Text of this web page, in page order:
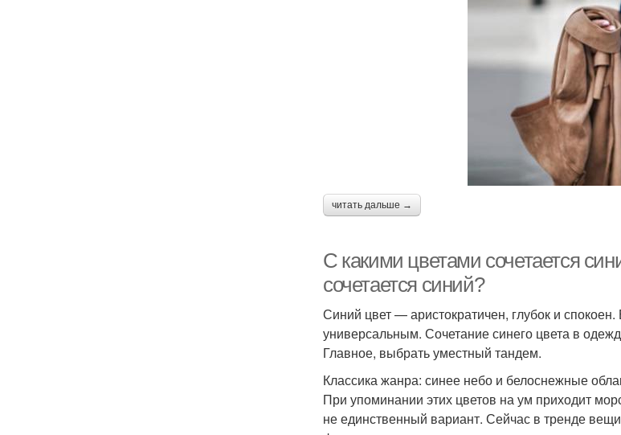
читать дальше →
С какими цветами сочетается
сочетается синий?
Синий цвет — аристократичен, глубок и
универсальным. Сочетание синего цвета в
Главное, выбрать уместный тандем.
Классика жанра: синее небо и белоснежные
При упоминании этих цветов на ум приходит
не единственный вариант. Сейчас в тренде